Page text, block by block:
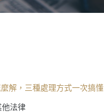
解，三種處理方式一次搞懂
他法律